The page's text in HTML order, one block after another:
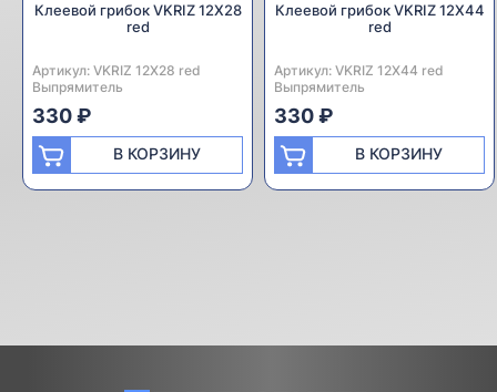
Клеевой грибок VKRIZ 12Х28
red
Артикул: VKRIZ 12Х28 red
Производитель:
Выпрямитель
330 ₽
В КОРЗИНУ
Клеевой грибок VKRIZ 12Х44
red
Артикул: VKRIZ 12Х44 red
Производитель:
Выпрямитель
330 ₽
В КОРЗИНУ